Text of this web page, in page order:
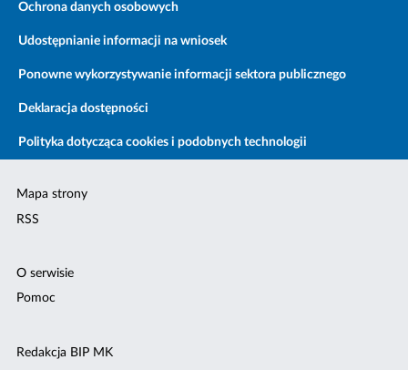
Ochrona danych osobowych
Udostępnianie informacji na wniosek
Ponowne wykorzystywanie informacji sektora publicznego
Deklaracja dostępności
Polityka dotycząca cookies i podobnych technologii
Mapa strony
RSS
O serwisie
Pomoc
Redakcja BIP MK